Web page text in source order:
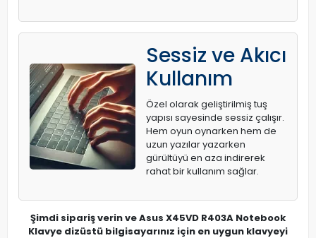
Sessiz ve Akıcı
Kullanım
Özel olarak geliştirilmiş tuş
yapısı sayesinde sessiz çalışır.
Hem oyun oynarken hem de
uzun yazılar yazarken
gürültüyü en aza indirerek
rahat bir kullanım sağlar.
Şimdi sipariş verin ve Asus X45VD R403A Notebook
Klavye dizüstü bilgisayarınız için en uygun klavyeyi